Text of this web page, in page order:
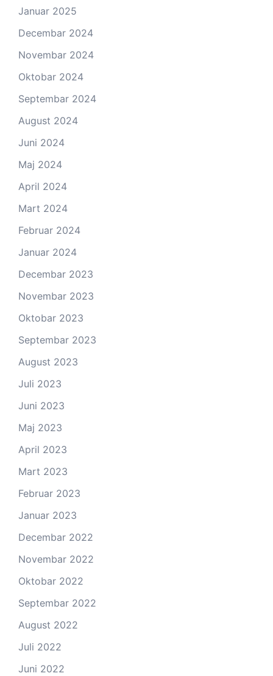
Januar 2025
Decembar 2024
Novembar 2024
Oktobar 2024
Septembar 2024
August 2024
Juni 2024
Maj 2024
April 2024
Mart 2024
Februar 2024
Januar 2024
Decembar 2023
Novembar 2023
Oktobar 2023
Septembar 2023
August 2023
Juli 2023
Juni 2023
Maj 2023
April 2023
Mart 2023
Februar 2023
Januar 2023
Decembar 2022
Novembar 2022
Oktobar 2022
Septembar 2022
August 2022
Juli 2022
Juni 2022